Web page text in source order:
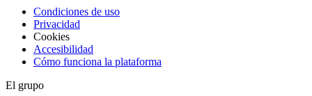
Condiciones de uso
Privacidad
Cookies
Accesibilidad
Cómo funciona la plataforma
El grupo